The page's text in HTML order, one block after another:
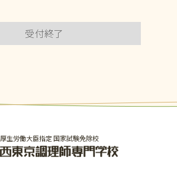
受付終了
厚生労働大臣指定 国家試験免除校